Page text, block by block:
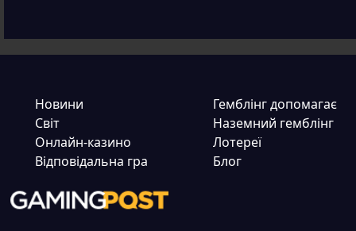
Новини
Світ
Онлайн-казино
Відповідальна гра
Гемблінг допомагає
Наземний гемблінг
Лотереї
Блог